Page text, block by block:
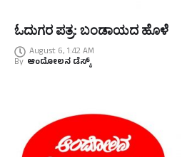
ಓದುಗರ ಪತ್ರ: ಬಂಡಾಯದ ಹೊಳೆ
August 6, 1:42 AM
By ಆಂದೋಲನ ಡೆಸ್ಕ್